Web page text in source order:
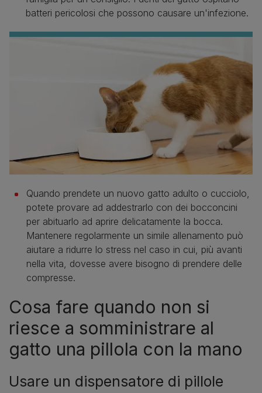
batteri pericolosi che possono causare un'infezione.
Quando prendete un nuovo gatto adulto o cucciolo,
potete provare ad addestrarlo con dei bocconcini
per abituarlo ad aprire delicatamente la bocca.
Mantenere regolarmente un simile allenamento può
aiutare a ridurre lo stress nel caso in cui, più avanti
nella vita, dovesse avere bisogno di prendere delle
compresse.
Cosa fare quando non si
riesce a somministrare al
gatto una pillola con la mano
Usare un dispensatore di pillole